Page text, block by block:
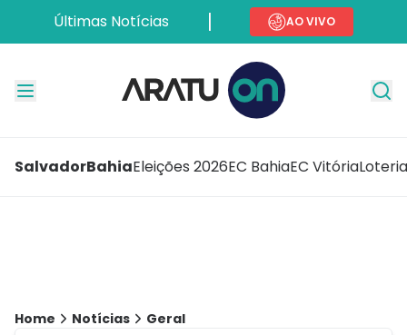
Últimas Notícias AO VIVO
SalvadorBahiaEleições 2026EC BahiaEC Vitória
Home Notícias Geral